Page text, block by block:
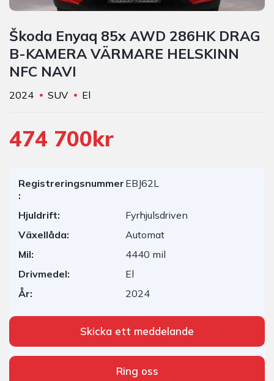
Škoda Enyaq 85x AWD 286HK DRAG
B-KAMERA VÄRMARE HELSKINN
NFC NAVI
2024 SUV El
474 700kr
Registreringsnummer
:
EBJ62L
Hjuldrift:
Fyrhjulsdriven
Växellåda:
Automat
Mil:
4440 mil
Drivmedel:
El
År:
2024
Skicka ett meddelande
Ring oss